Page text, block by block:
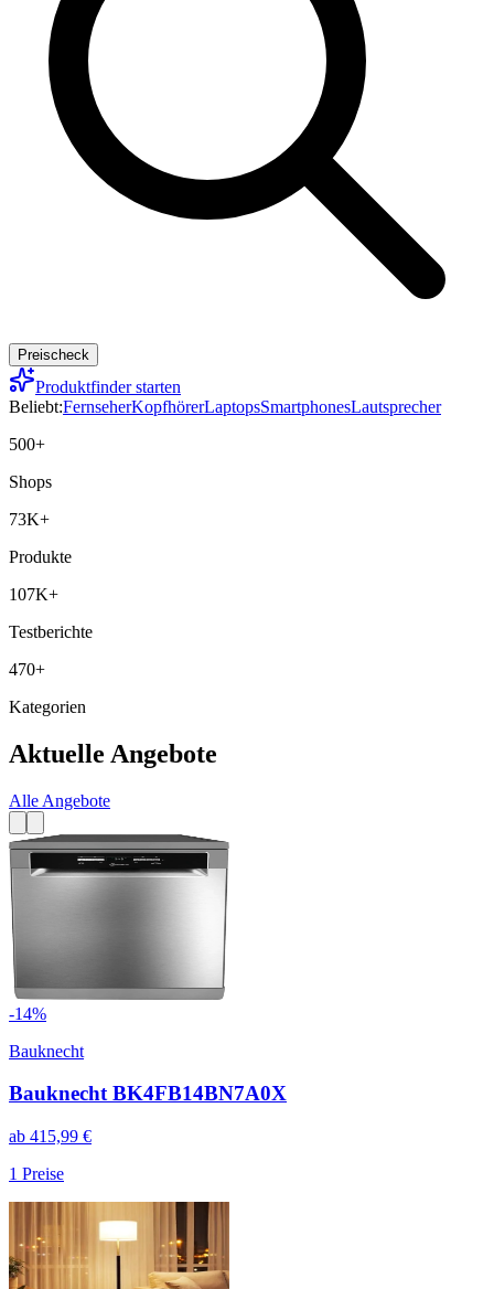
Preischeck
Produktfinder starten
Beliebt:FernseherKopfhörerLaptopsSmartphonesLautsprecher
500+
Shops
73K+
Produkte
107K+
Testberichte
470+
Kategorien
Aktuelle Angebote
Alle Angebote
-14%
Bauknecht
Bauknecht BK4FB14BN7A0X
ab 415,99 €
1 Preise